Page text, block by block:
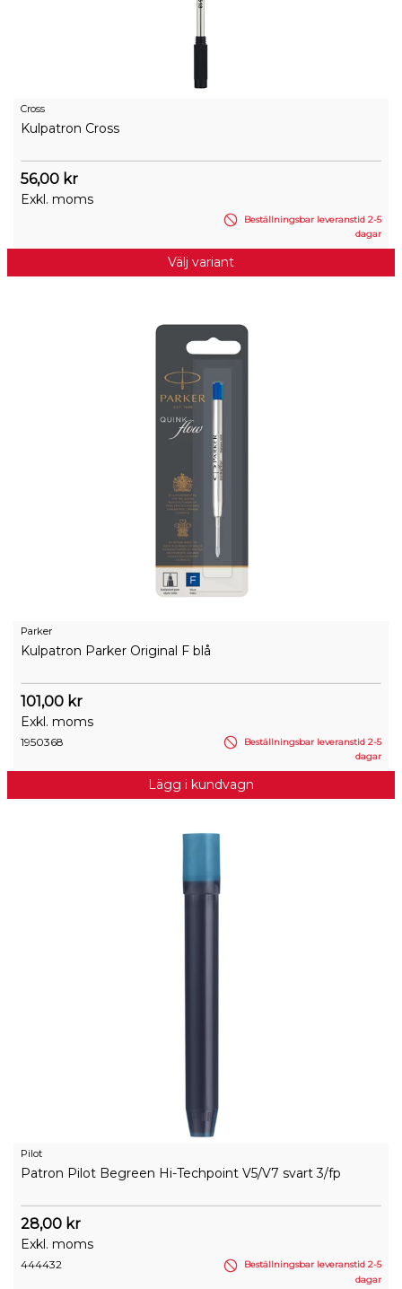
Cross
Kulpatron Cross
56,00 kr
Exkl. moms
Beställningsbar leveranstid 2-5
dagar
Välj variant
Parker
Kulpatron Parker Original F blå
101,00 kr
Exkl. moms
1950368
Beställningsbar leveranstid 2-5
dagar
Lägg i kundvagn
Pilot
Patron Pilot Begreen Hi-Techpoint V5/V7 svart 3/fp
28,00 kr
Exkl. moms
444432
Beställningsbar leveranstid 2-5
dagar